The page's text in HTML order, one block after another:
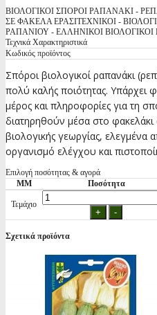
ΒΙΟΛΟΓΙΚΟΙ ΣΠΟΡΟΙ ΡΑΠΑΝΑΚΙ -
ΣΕ ΦΑΚΕΛΑ ΕΡΑΣΙΤΕΧΝΙΚΟΙ -
ΡΑΠΑΝΙΟΥ - ΕΛΛΗΝΙΚΟΙ
Τεχνικά Χαρακτηριστικά
Κωδικός προϊόντος
Σπόροι βιολογικοί ραπανάκι
πολύ καλής ποιότητας. Υπάρχει
μέρος και πληροφορίες για τη
διατηρηθούν μέσα στο φακελάκι
βιολογικής γεωργίας, ελεγμένα
οργανισμό ελέγχου και
Επιλογή ποσότητας & αγορά
ΜΜ
Ποσότητα
Τεμάχιο
Σχετικά προϊόντα